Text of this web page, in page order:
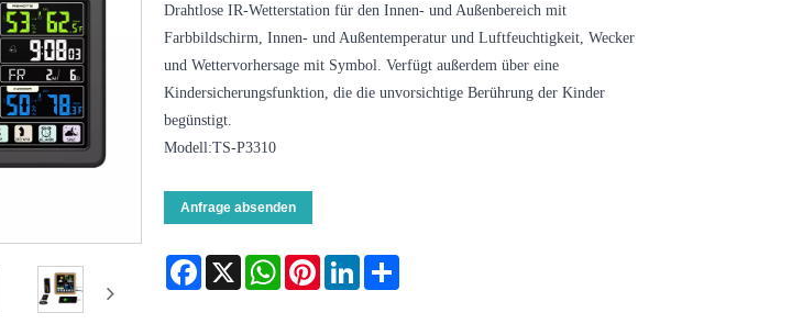
Drahtlose IR-Wetterstation für den Innen- und Außenbereich mit
Farbbildschirm, Innen- und Außentemperatur und Luftfeuchtigkeit, Wecker
und Wettervorhersage mit Symbol. Verfügt außerdem über eine
Kindersicherungsfunktion, die die unvorsichtige Berührung der Kinder
begünstigt.
Modell:TS-P3310
Anfrage absenden
Facebook
X WhatsAppPinterestLinkedInShare